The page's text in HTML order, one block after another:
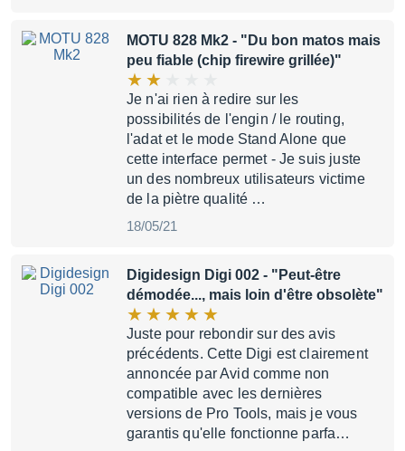
MOTU 828 Mk2 - "Du bon matos mais
peu fiable (chip firewire grillée)"
Je n'ai rien à redire sur les
possibilités de l'engin / le routing,
l'adat et le mode Stand Alone que
cette interface permet - Je suis juste
un des nombreux utilisateurs victime
de la piètre qualité …
18/05/21
Digidesign Digi 002 - "Peut-être
démodée..., mais loin d'être obsolète"
Juste pour rebondir sur des avis
précédents. Cette Digi est clairement
annoncée par Avid comme non
compatible avec les dernières
versions de Pro Tools, mais je vous
garantis qu'elle fonctionne parfa…